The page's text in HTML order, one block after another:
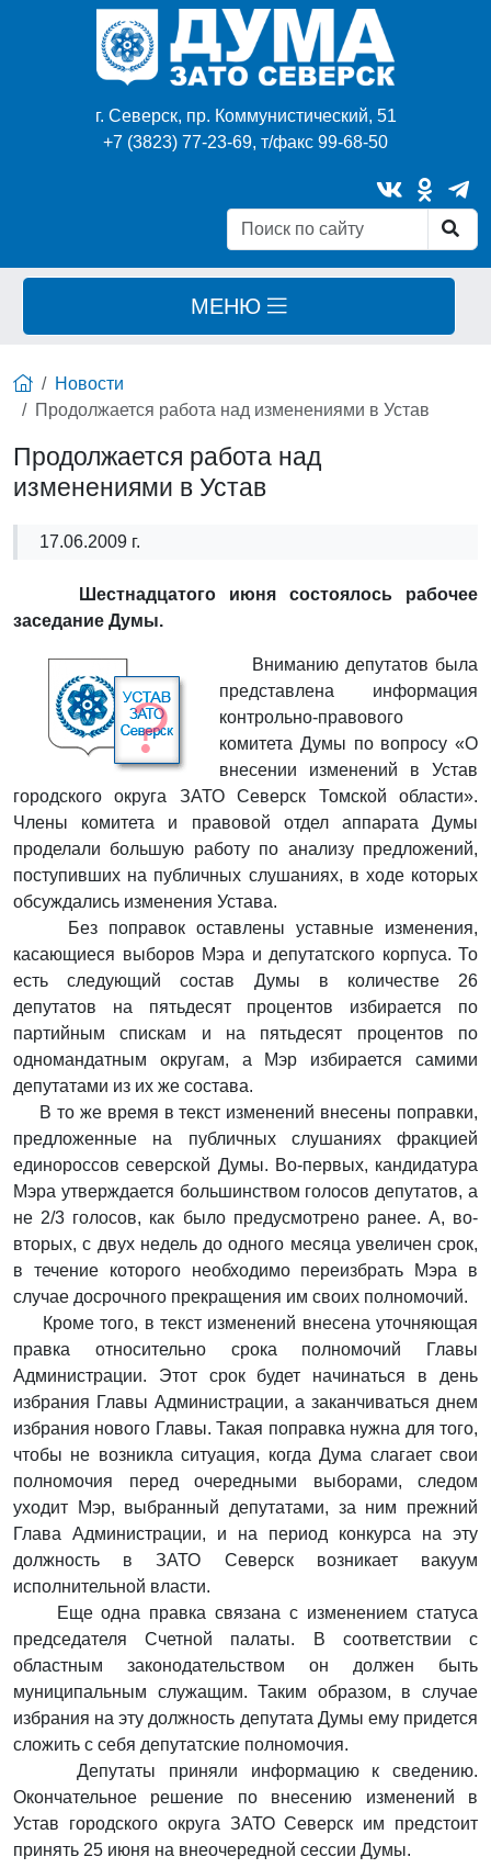
г. Северск, пр. Коммунистический, 51
+7 (3823) 77-23-69, т/факс 99-68-50
МЕНЮ
Новости
Продолжается работа над изменениями в Устав
Продолжается работа над
изменениями в Устав
17.06.2009 г.
Шестнадцатого июня состоялось рабочее
заседание Думы.
Вниманию депутатов была
представлена информация
контрольно-правового
комитета Думы по вопросу «О
внесении изменений в Устав
городского округа ЗАТО Северск Томской области».
Члены комитета и правовой отдел аппарата Думы
проделали большую работу по анализу предложений,
поступивших на публичных слушаниях, в ходе которых
обсуждались изменения Устава.
Без поправок оставлены уставные изменения,
касающиеся выборов Мэра и депутатского корпуса. То
есть следующий состав Думы в количестве 26
депутатов на пятьдесят процентов избирается по
партийным спискам и на пятьдесят процентов по
одномандатным округам, а Мэр избирается самими
депутатами из их же состава.
В то же время в текст изменений внесены поправки,
предложенные на публичных слушаниях фракцией
единороссов северской Думы. Во-первых, кандидатура
Мэра утверждается большинством голосов депутатов, а
не 2/3 голосов, как было предусмотрено ранее. А, во-
вторых, с двух недель до одного месяца увеличен срок,
в течение которого необходимо переизбрать Мэра в
случае досрочного прекращения им своих полномочий.
Кроме того, в текст изменений внесена уточняющая
правка относительно срока полномочий Главы
Администрации. Этот срок будет начинаться в день
избрания Главы Администрации, а заканчиваться днем
избрания нового Главы. Такая поправка нужна для того,
чтобы не возникла ситуация, когда Дума слагает свои
полномочия перед очередными выборами, следом
уходит Мэр, выбранный депутатами, за ним прежний
Глава Администрации, и на период конкурса на эту
должность в ЗАТО Северск возникает вакуум
исполнительной власти.
Еще одна правка связана с изменением статуса
председателя Счетной палаты. В соответствии с
областным законодательством он должен быть
муниципальным служащим. Таким образом, в случае
избрания на эту должность депутата Думы ему придется
сложить с себя депутатские полномочия.
Депутаты приняли информацию к сведению.
Окончательное решение по внесению изменений в
Устав городского округа ЗАТО Северск им предстоит
принять 25 июня на внеочередной сессии Думы.